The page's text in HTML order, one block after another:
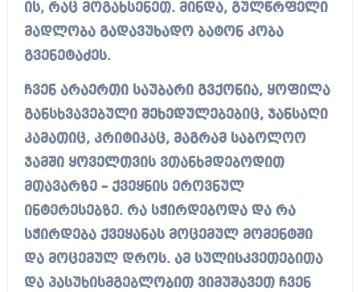
ის, რაც მოგახსენეთ. მინდა, გულწრფელი
მადლობა გადავუხადო ბატონ კობა
გვენეტაძეს.
ჩვენ არაერთი საუბარი გვქონია, ყოფილა
განსხვავებული შეხედულებებიც, ჯანსაღი
კამათიც, კრიტიკაც, მაგრამ საბოლოო
ჯამში ყოველთვის ვთანხმდებოდით
მთავარზე – ქვეყნის ეროვნულ
ინტერესებზე. რა სჭირდებოდა და რა
სჭირდება ქვეყანას მოცემულ მომენტში
და მოცემულ დროს. ამ სულისკვეთებითა
და პასუხისმგებლობით ვიმუშავეთ ჩვენ